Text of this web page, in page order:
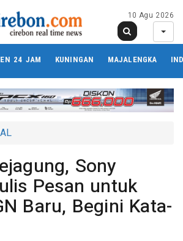
10 Agu 2026
24 JAM KUNINGAN MAJALENGKA
Sony
Pesan untuk
Baru, Begini Kata-